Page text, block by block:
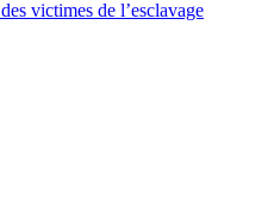
victimes de l’esclavage